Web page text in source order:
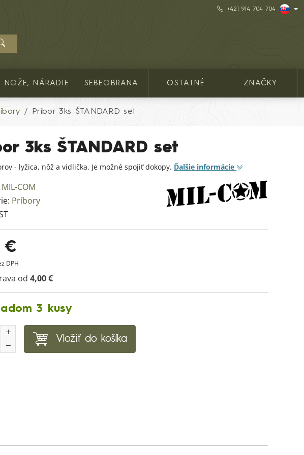
+421 914 704 704
NOŽE, NÁRADIE SEBEOBRANA OSTATNÉ ZNAČKY
Príbor 3ks ŠTANDARD set
3ks ŠTANDARD set
- lyžica, nôž a vidlička. Je možné spojiť dokopy. Ďalšie informácie
MIL-COM
Príbory
€
DPH
od 4,00 €
3 kusy
Vložiť do košíka